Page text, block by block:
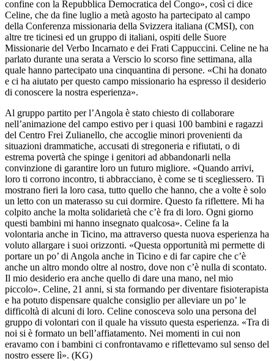
confine con la Repubblica Democratica del Congo», così ci dice
Celine, che da fine luglio a metà agosto ha partecipato al campo
della Conferenza missionaria della Svizzera italiana (CMSI), con
altre tre ticinesi ed un gruppo di italiani, ospiti delle Suore
Missionarie del Verbo Incarnato e dei Frati Cappuccini. Celine ne ha
parlato durante una serata a Verscio lo scorso fine settimana, alla
quale hanno partecipato una cinquantina di persone. «Chi ha donato
e ci ha aiutato per questo campo missionario ha espresso il desiderio
di conoscere la nostra esperienza».
Al gruppo partito per l’Angola è stato chiesto di collaborare
nell’animazione del campo estivo per i quasi 100 bambini e ragazzi
del Centro Frei Zulianello, che accoglie minori provenienti da
situazioni drammatiche, accusati di stregoneria e rifiutati, o di
estrema povertà che spinge i genitori ad abbandonarli nella
convinzione di garantire loro un futuro migliore. «Quando arrivi,
loro ti corrono incontro, ti abbracciano, è come se ti scegliessero. Ti
mostrano fieri la loro casa, tutto quello che hanno, che a volte è solo
un letto con un materasso su cui dormire. Questo fa riflettere. Mi ha
colpito anche la molta solidarietà che c’è fra di loro. Ogni giorno
questi bambini mi hanno insegnato qualcosa». Celine fa la
volontaria anche in Ticino, ma attraverso questa nuova esperienza ha
voluto allargare i suoi orizzonti. «Questa opportunità mi permette di
portare un po’ di Angola anche in Ticino e di far capire che c’è
anche un altro mondo oltre al nostro, dove non c’è nulla di scontato.
Il mio desiderio era anche quello di dare una mano, nel mio
piccolo». Celine, 21 anni, si sta formando per diventare fisioterapista
e ha potuto dispensare qualche consiglio per alleviare un po’ le
difficoltà di alcuni di loro. Celine conosceva solo una persona del
gruppo di volontari con il quale ha vissuto questa esperienza. «Tra di
noi si è formato un bell’affiatamento. Nei momenti in cui non
eravamo con i bambini ci confrontavamo e riflettevamo sul senso del
nostro essere lì». (KG)